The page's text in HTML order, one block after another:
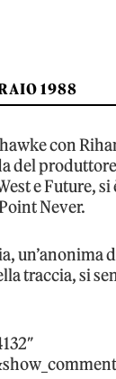
1988
con
del
e Future, si
Never.
un’anonima
traccia, si